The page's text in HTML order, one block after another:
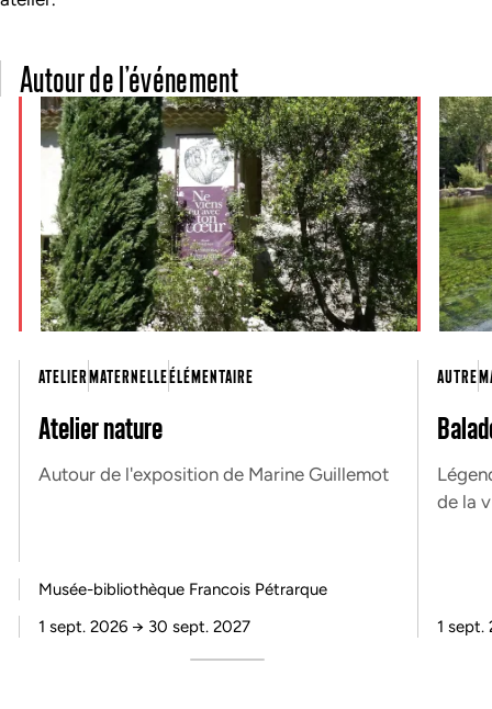
Autour de l’événement
ATELIERMATERNELLEÉLÉMENTAIRE
Atelier nature
Autour de l'exposition de Marine Guillemot
Musée-bibliothèque Francois Pétrarque
1 sept. 2026→ 30 sept. 2027
AUTRE
de la
1 sept.